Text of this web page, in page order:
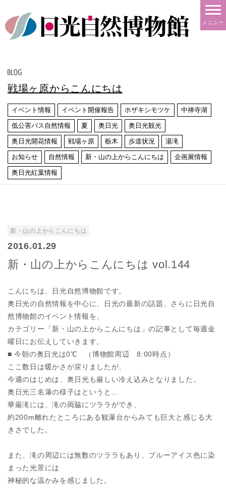
メニュー
戦場ヶ原からこんにちは
イベント情報 イベント開催報告 ホザキシモツケ 中禅寺湖
低公害バス自然情報 夏 奥日光 奥日光観光
奥日光開花情報 戦場ヶ原 栃木 歩道状況 湯滝
お知らせ 自然情報 新・山の上からこんにちは 企画展情報
奥日光紅葉情報
新・山の上からこんにちは
2016.01.29
新・山の上からこんにちは vol.144
こんにちは、日光自然博物館です。
奥日光の自然情報を中心に、日光の最新の話題、さらに日光自
然博物館のイベント情報を、
カテゴリー「新・山の上からこんにちは」の記事として毎週金
曜日にお伝えしていきます。
■ 今朝の奥日光は0℃ （博物館周辺 8:00時点）
ここ数日は暖かさが戻りましたが、
今週のはじめは、奥日光も厳しい冷え込みとなりました。
奥日光三名瀑の様子はというと…
華厳滝には、滝の両脇にツララができ、
約200m離れたところにある観瀑台からみても巨大と感じる大
きさでした。
また、滝の周辺には無数のツララもあり、ブルーアイス色に染
まった光景には
神秘的な温かみを感じました。